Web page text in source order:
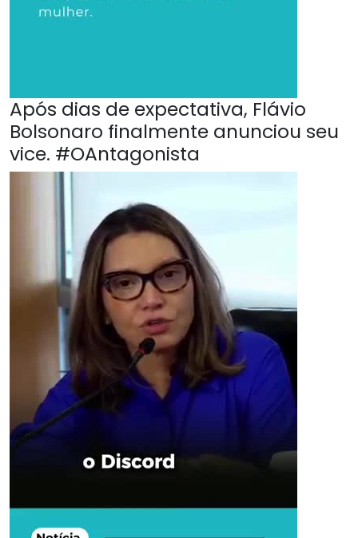
Após dias de expectativa, Flávio
Bolsonaro finalmente anunciou seu
vice. #OAntagonista